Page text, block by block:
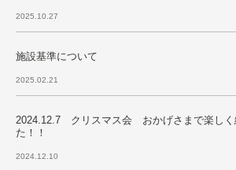
2025.10.27
施設基準について
2025.02.21
2024.12.7 クリスマス会 おかげさまで楽しく
た！！
2024.12.10